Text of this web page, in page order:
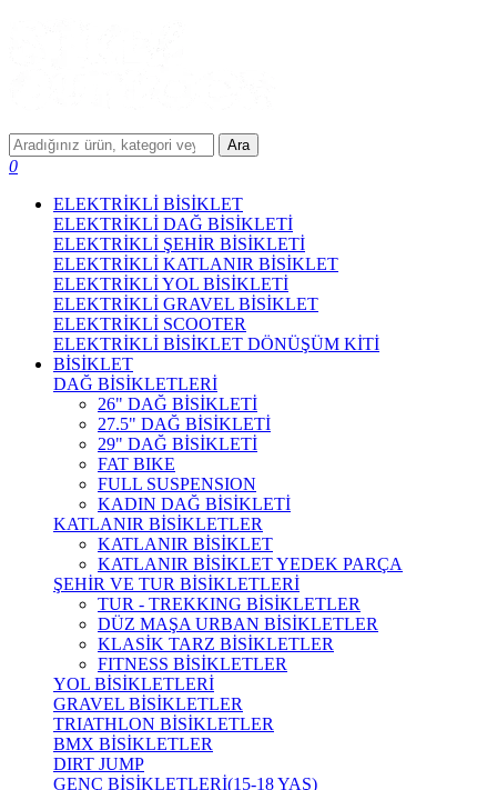
Ara
0
ELEKTRİKLİ BİSİKLET
ELEKTRİKLİ DAĞ BİSİKLETİ
ELEKTRİKLİ ŞEHİR BİSİKLETİ
ELEKTRİKLİ KATLANIR BİSİKLET
ELEKTRİKLİ YOL BİSİKLETİ
ELEKTRİKLİ GRAVEL BİSİKLET
ELEKTRİKLİ SCOOTER
ELEKTRİKLİ BİSİKLET DÖNÜŞÜM KİTİ
BİSİKLET
DAĞ BİSİKLETLERİ
26" DAĞ BİSİKLETİ
27.5" DAĞ BİSİKLETİ
29" DAĞ BİSİKLETİ
FAT BIKE
FULL SUSPENSION
KADIN DAĞ BİSİKLETİ
KATLANIR BİSİKLETLER
KATLANIR BİSİKLET
KATLANIR BİSİKLET YEDEK PARÇA
ŞEHİR VE TUR BİSİKLETLERİ
TUR - TREKKING BİSİKLETLER
DÜZ MAŞA URBAN BİSİKLETLER
KLASİK TARZ BİSİKLETLER
FITNESS BİSİKLETLER
YOL BİSİKLETLERİ
GRAVEL BİSİKLETLER
TRIATHLON BİSİKLETLER
BMX BİSİKLETLER
DIRT JUMP
GENÇ BİSİKLETLERİ(15-18 YAŞ)